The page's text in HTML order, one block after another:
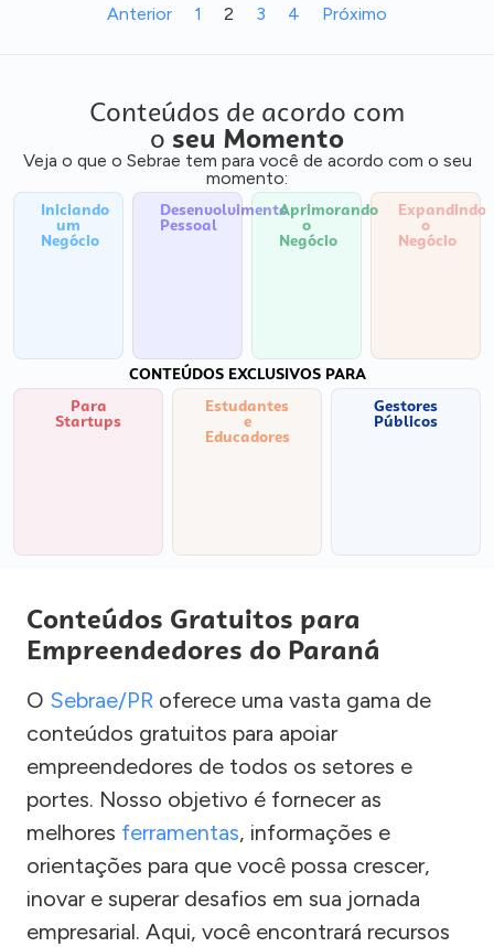
Anterior 1 2 3 4 Próximo
Conteúdos de acordo com
o seu Momento
Veja o que o Sebrae tem para você de acordo com o seu
momento:
Iniciando
um
Negócio
Desenvolvimento
Pessoal
Aprimorando
o
Negócio
Expandindo
o
Negócio
CONTEÚDOS EXCLUSIVOS PARA
Para
Startups
Estudantes
e
Educadores
Gestores
Públicos
Conteúdos Gratuitos para
Empreendedores do Paraná
O Sebrae/PR oferece uma vasta gama de
conteúdos gratuitos para apoiar
empreendedores de todos os setores e
portes. Nosso objetivo é fornecer as
melhores ferramentas, informações e
orientações para que você possa crescer,
inovar e superar desafios em sua jornada
empresarial. Aqui, você encontrará recursos